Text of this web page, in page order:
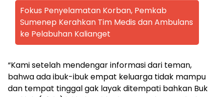
Fokus Penyelamatan Korban, Pemkab
Sumenep Kerahkan Tim Medis dan Ambulans
ke Pelabuhan Kalianget
“Kami setelah mendengar informasi dari teman,
bahwa ada ibuk-ibuk empat keluarga tidak mampu
dan tempat tinggal gak layak ditempati bahkan Buk